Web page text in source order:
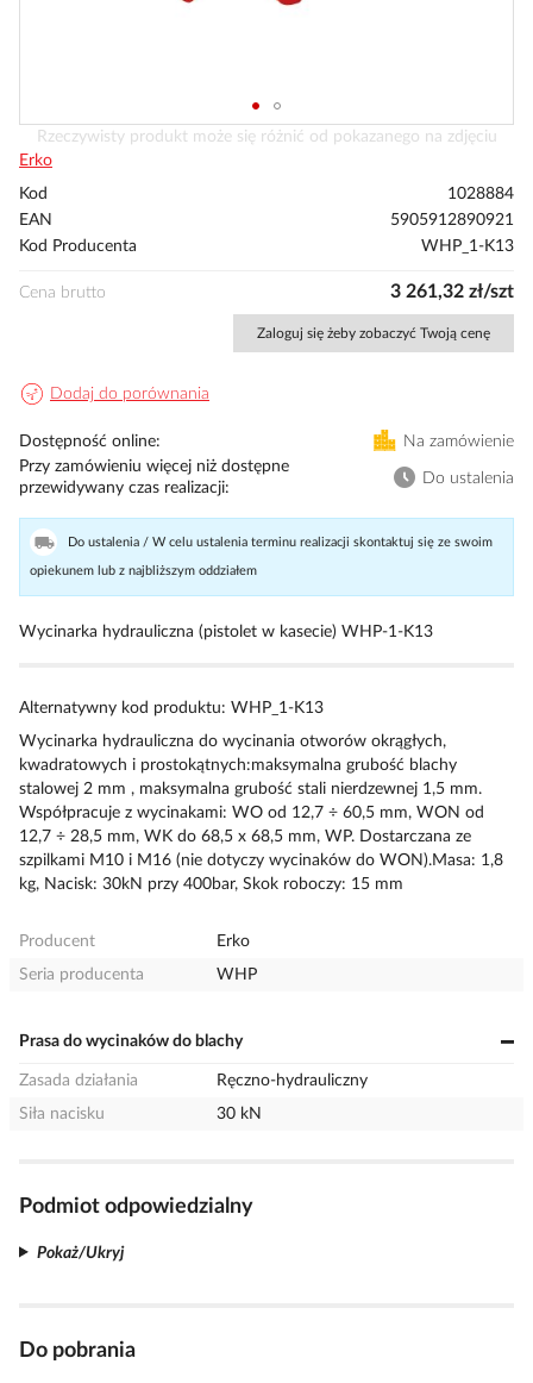
Przejdź
na
początek
Rzeczywisty produkt może się różnić od pokazanego na zdjęciu
Erko
Kod
1028884
EAN
5905912890921
Kod Producenta
WHP_1-K13
Cena brutto 3 261,32 zł/szt
Zaloguj się żeby zobaczyć Twoją cenę
Dodaj do porównania
Dostępność online
Na zamówienie
Przy zamówieniu więcej niż dostępne
przewidywany czas realizacji
Do ustalenia
Do ustalenia / W celu ustalenia terminu realizacji skontaktuj się ze swoim
opiekunem lub z najbliższym oddziałem
Wycinarka hydrauliczna (pistolet w kasecie) WHP-1-K13
Alternatywny kod produktu: WHP_1-K13
Wycinarka hydrauliczna do wycinania otworów okrągłych,
kwadratowych i prostokątnych:maksymalna grubość blachy
stalowej 2 mm , maksymalna grubość stali nierdzewnej 1,5 mm.
Współpracuje z wycinakami: WO od 12,7 ÷ 60,5 mm, WON od
12,7 ÷ 28,5 mm, WK do 68,5 x 68,5 mm, WP. Dostarczana ze
szpilkami M10 i M16 (nie dotyczy wycinaków do WON).Masa: 1,8
kg, Nacisk: 30kN przy 400bar, Skok roboczy: 15 mm
Producent
Erko
Seria producenta
WHP
Prasa do wycinaków do blachy
Zasada działania
Ręczno-hydrauliczny
Siła nacisku
30 kN
Podmiot odpowiedzialny
Pokaż/Ukryj
Do pobrania